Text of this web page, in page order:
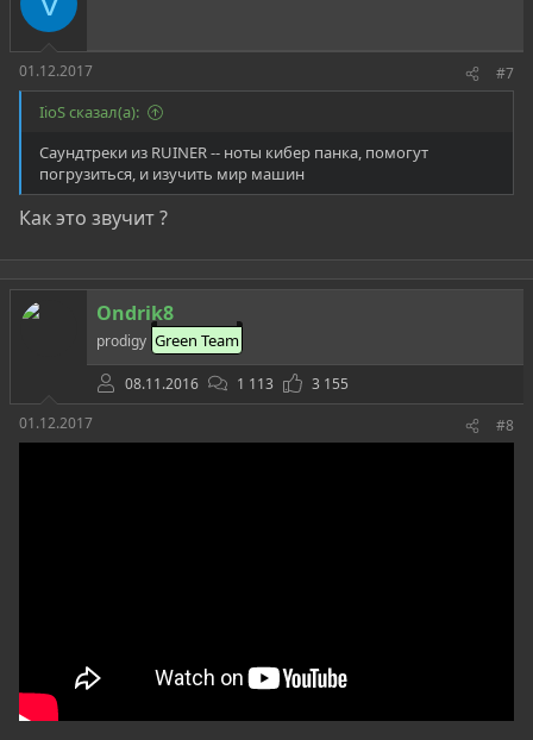
:
01.12.2017 #7
IioS сказал(а):
Саундтреки из RUINER -- ноты кибер панка, помогут
погрузиться, и изучить мир машин
Как это звучит ?
Ondrik8
prodigy Green Team
08.11.2016 1 113
3 155
01.12.2017
#8